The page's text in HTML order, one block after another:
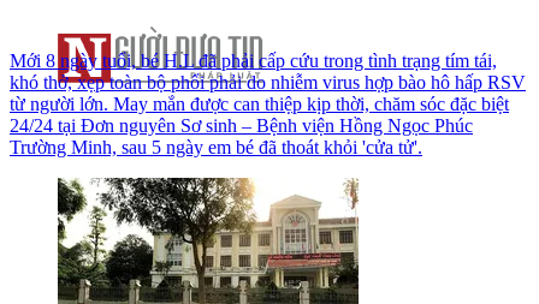
Mới 8 ngày tuổi, bé H.L đã phải cấp cứu trong tình trạng tím tái,
khó thở, xẹp toàn bộ phổi phải do nhiễm virus hợp bào hô hấp RSV
từ người lớn. May mắn được can thiệp kịp thời, chăm sóc đặc biệt
24/24 tại Đơn nguyên Sơ sinh – Bệnh viện Hồng Ngọc Phúc
Trường Minh, sau 5 ngày em bé đã thoát khỏi 'cửa tử'.